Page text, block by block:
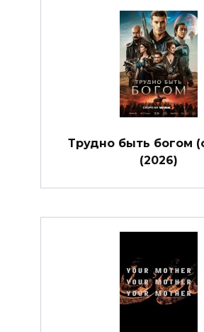
Трудно быть богом
(2026)